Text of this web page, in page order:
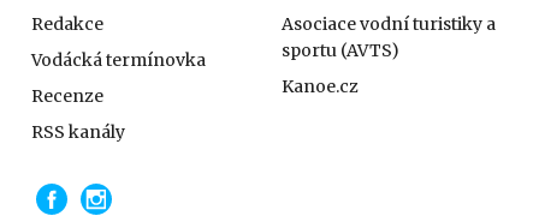
Redakce
Vodácká termínovka
Recenze
Asociace vodní turistiky a
sportu (AVTS)
Kanoe.cz
RSS kanály